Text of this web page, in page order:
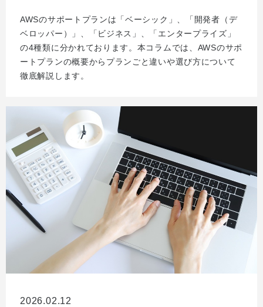
AWSのサポートプランは「ベーシック」、「開発者（デ
ベロッパー）」、「ビジネス」、「エンタープライズ」
の4種類に分かれております。本コラムでは、AWSのサポ
ートプランの概要からプランごと違いや選び方について
徹底解説します。
2026.02.12